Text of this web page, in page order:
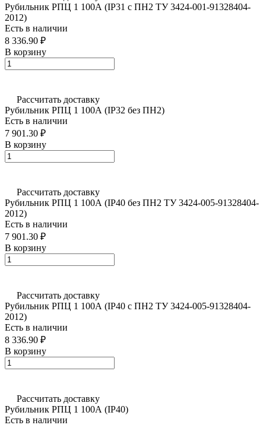
Рубильник РПЦ 1 100А (IP31 с ПН2 ТУ 3424-001-91328404-
2012)
Есть в наличии
8 336.90 ₽
В корзину
Рассчитать доставку
Рубильник РПЦ 1 100А (IP32 без ПН2)
Есть в наличии
7 901.30 ₽
В корзину
Рассчитать доставку
Рубильник РПЦ 1 100А (IP40 без ПН2 ТУ 3424-005-91328404-
2012)
Есть в наличии
7 901.30 ₽
В корзину
Рассчитать доставку
Рубильник РПЦ 1 100А (IP40 с ПН2 ТУ 3424-005-91328404-
2012)
Есть в наличии
8 336.90 ₽
В корзину
Рассчитать доставку
Рубильник РПЦ 1 100А (IP40)
Есть в наличии